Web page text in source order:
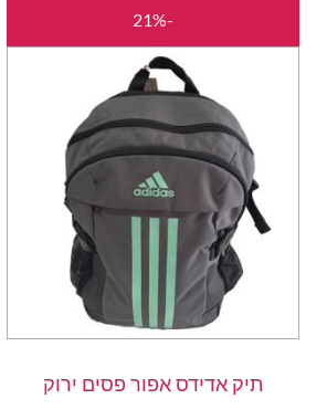
-21%
תיק אדידס אפור פסים ירוק
המקורי
היה:
₪240.00.
הוא: